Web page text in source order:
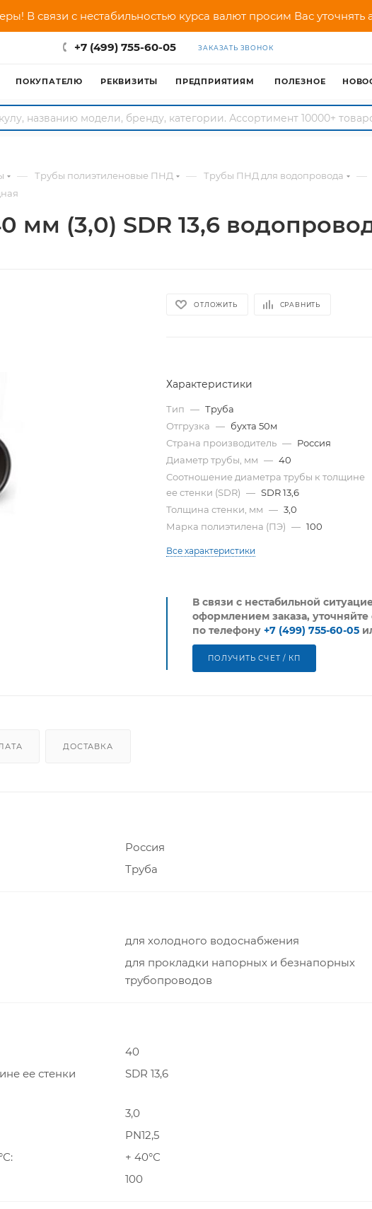
В связи с нестабильностью курса валют просим Вас
+7 (499) 755-60-05 ЗАКАЗАТЬ ЗВОНОК
ПОКУПАТЕЛЮ РЕКВИЗИТЫ ПРЕДПРИЯТИЯМ ПОЛЕЗНОЕ
— Трубы полиэтиленовые ПНД — Трубы ПНД для водопровода —
мм (3,0) SDR 13,6
ОТЛОЖИТЬ СРАВНИТЬ
Характеристики
Тип — Труба
Отгрузка — бухта 50м
Страна производитель — Россия
Диаметр трубы, мм — 40
Cоотношение диаметра трубы к толщине
ее стенки (SDR) — SDR 13,6
Толщина стенки, мм — 3,0
Марка полиэтилена (ПЭ) — 100
Все характеристики
В связи с нестабильной
оформлением заказа, уточняйте
по телефону+7 (499) 755-60-05
ПОЛУЧИТЬ СЧЕТ / КП
ДОСТАВКА
Россия
Труба
для холодного водоснабжения
для прокладки напорных и безнапорных
трубопроводов
40
ее стенки
SDR 13,6
3,0
PN12,5
+ 40°С
100